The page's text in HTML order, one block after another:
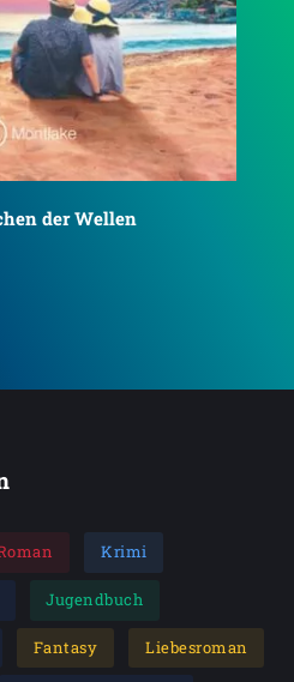
der Wellen
Krimi
Jugendbuch
Fantasy Liebesroman